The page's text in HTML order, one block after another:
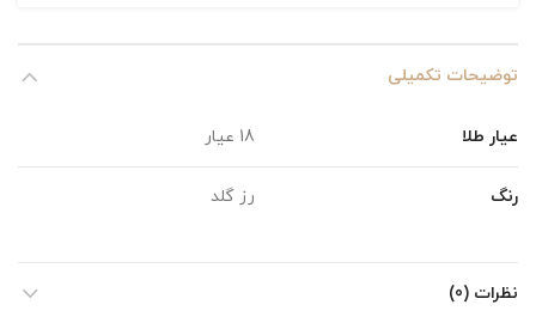
توضیحات تکمیلی
عیار طلا 18 عیار
رنگ رز گلد
نظرات (0)